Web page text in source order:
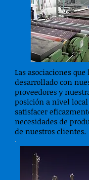
Las asociaciones que
desarrollado con
proveedores y
posición a nivel
satisfacer
necesidades de
de nuestros clientes.